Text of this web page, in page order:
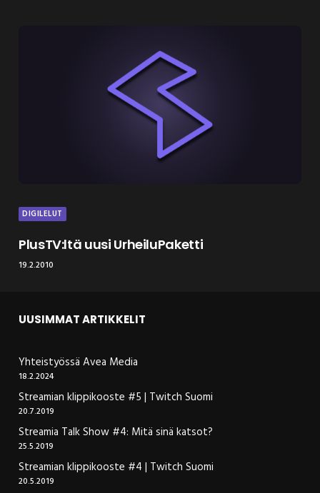
DIGILELUT
PlusTV:ltä uusi UrheiluPaketti
19.2.2010
UUSIMMAT ARTIKKELIT
Yhteistyössä Avea Media
18.2.2024
Streamian klippikooste #5 | Twitch Suomi
20.7.2019
Streamia Talk Show #4: Mitä sinä katsot?
25.5.2019
Streamian klippikooste #4 | Twitch Suomi
20.5.2019